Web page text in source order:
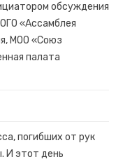
обсуждения
«Ассамблея
МОО «Союз
палата
погибших от рук
И этот день